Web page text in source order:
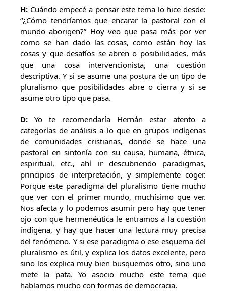
H: Cuándo empecé a pensar este tema lo hice desde:
“¿Cómo tendríamos que encarar la pastoral con el
mundo aborigen?” Hoy veo que pasa más por ver
como se han dado las cosas, como están hoy las
cosas y que desafíos se abren o posibilidades, más
que una cosa intervencionista, una cuestión
descriptiva. Y si se asume una postura de un tipo de
pluralismo que posibilidades abre o cierra y si se
asume otro tipo que pasa.
D: Yo te recomendaría Hernán estar atento a
categorías de análisis a lo que en grupos indígenas
de comunidades cristianas, donde se hace una
pastoral en sintonía con su causa, humana, étnica,
espiritual, etc., ahí ir descubriendo paradigmas,
principios de interpretación, y simplemente coger.
Porque este paradigma del pluralismo tiene mucho
que ver con el primer mundo, muchísimo que ver.
Nos afecta y lo podemos asumir pero hay que tener
ojo con que hermenéutica le entramos a la cuestión
indígena, y hay que hacer una lectura muy precisa
del fenómeno. Y si ese paradigma o ese esquema del
pluralismo es útil, y explica los datos excelente, pero
sino los explica muy bien busquemos otro, sino uno
mete la pata. Yo asocio mucho este tema que
hablamos mucho con formas de democracia.